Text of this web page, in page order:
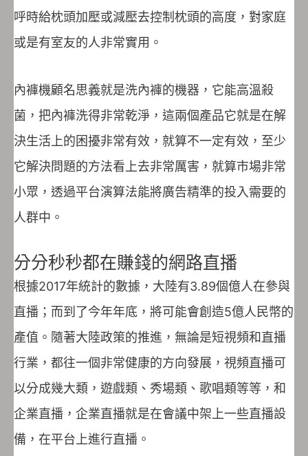
呼時給枕頭加壓或減壓去控制枕頭的高度，對家庭
或是有室友的人非常實用。
內褲機顧名思義就是洗內褲的機器，它能高溫殺
菌，把內褲洗得非常乾淨，這兩個產品它就是在解
決生活上的困擾非常有效，就算不一定有效，至少
它解決問題的方法看上去非常厲害，就算市場非常
小眾，透過平台演算法能將廣告精準的投入需要的
人群中。
分分秒秒都在賺錢的網路直播
根據2017年統計的數據，大陸有3.89個億人在參與
直播；而到了今年年底，將可能會創造5億人民幣的
產值。隨著大陸政策的推進，無論是短視頻和直播
行業，都往一個非常健康的方向發展，視頻直播可
以分成幾大類，遊戲類、秀場類、歌唱類等等，和
企業直播，企業直播就是在會議中架上一些直播設
備，在平台上進行直播。